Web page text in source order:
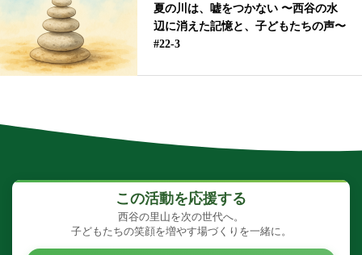
夏の川は、嘘をつかない 〜西谷の水
辺に消えた記憶と、子どもたちの声〜
#22-3
この活動を応援する
西谷の里山を次の世代へ。
子どもたちの笑顔を増やす場づくりを一緒に。